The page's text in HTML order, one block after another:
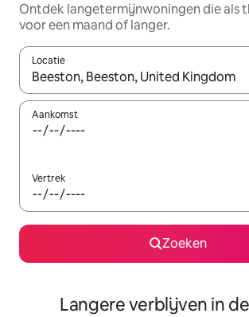
Ontdek langetermijnwoningen die als
voor een maand of langer.
Locatie
Wanneer er resultaten beschikbaar zijn,
Aankomst
Vertrek
Zoeken
Langere verblijven in